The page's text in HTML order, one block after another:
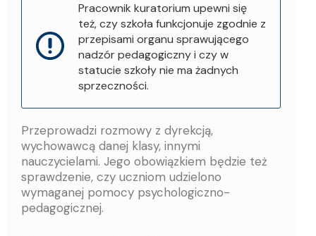
Pracownik kuratorium upewni się
też, czy szkoła funkcjonuje zgodnie z
przepisami organu sprawującego
nadzór pedagogiczny i czy w
statucie szkoły nie ma żadnych
sprzeczności.
Przeprowadzi rozmowy z dyrekcją,
wychowawcą danej klasy, innymi
nauczycielami. Jego obowiązkiem będzie też
sprawdzenie, czy uczniom udzielono
wymaganej pomocy psychologiczno-
pedagogicznej.